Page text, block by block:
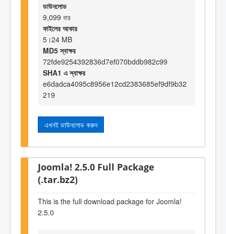
ডাউনলোড
9,099 বার
ফাইলের আকার
5।24 MB
MD5 স্বাক্ষর
72fde9254392836d7ef070bddb982c99
SHA1 এ স্বাক্ষর
e6dadca4095c8956e12cd2383685ef9df9b32
219
এখনই ডাউনলোড করুন
Joomla! 2.5.0 Full Package
(.tar.bz2)
This is the full download package for Joomla!
2.5.0